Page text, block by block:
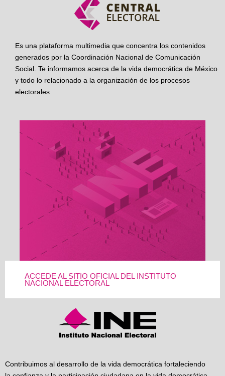
Es una plataforma multimedia que concentra los contenidos
generados por la Coordinación Nacional de Comunicación
Social. Te informamos acerca de la vida democrática de México
y todo lo relacionado a la organización de los procesos
electorales
ACCEDE AL SITIO OFICIAL DEL INSTITUTO
NACIONAL ELECTORAL
Contribuimos al desarrollo de la vida democrática fortaleciendo